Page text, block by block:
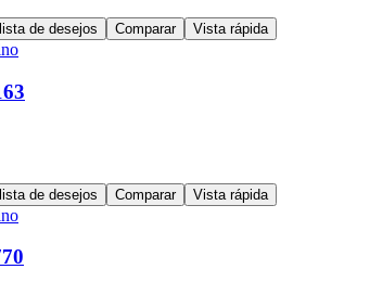
de desejos Comparar Vista rápida
de desejos Comparar Vista rápida